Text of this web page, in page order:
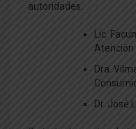
autoridades:
Lic.
Atención
Dra.
Dr. José